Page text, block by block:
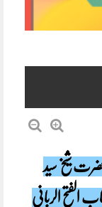
شیخ سید
الفتح الربانی